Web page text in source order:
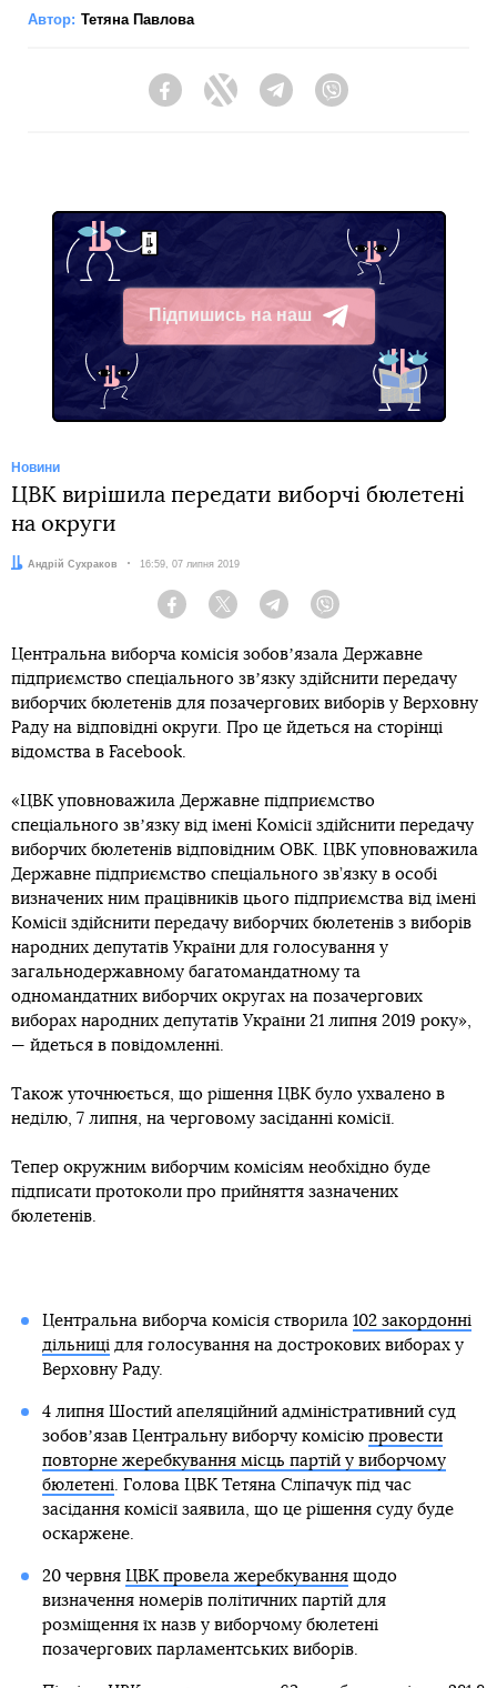
Автор: Тетяна Павлова
FacebookTwitter Telegram
Підпишись на наш
Telegram
Новини
ЦВК вирішила передати виборчі бюлетені
на округи
Автор:
Андрій Сухраков Дата:
16:59, 07 липня 2019
Facebook Twitter Telegram
Центральна виборча комісія зобовʼязала Державне
підприємство спеціального звʼязку здійснити передачу
виборчих бюлетенів для позачергових виборів у Верховну
Раду на відповідні округи. Про це йдеться на сторінці
відомства в Facebook.
«ЦВК уповноважила Державне підприємство
спеціального звʼязку від імені Комісії здійснити передачу
виборчих бюлетенів відповідним ОВК. ЦВК уповноважила
Державне підприємство спеціального зв’язку в особі
визначених ним працівників цього підприємства від імені
Комісії здійснити передачу виборчих бюлетенів з виборів
народних депутатів України для голосування у
загальнодержавному багатомандатному та
одномандатних виборчих округах на позачергових
виборах народних депутатів України 21 липня 2019 року»,
— йдеться в повідомленні.
Також уточнюється, що рішення ЦВК було ухвалено в
неділю, 7 липня, на черговому засіданні комісії.
Тепер окружним виборчим комісіям необхідно буде
підписати протоколи про прийняття зазначених
бюлетенів.
Центральна виборча комісія створила 102 закордонні
дільниці для голосування на дострокових виборах у
Верховну Раду.
4 липня Шостий апеляційний адміністративний суд
зобовʼязав Центральну виборчу комісію провести
повторне жеребкування місць партій у виборчому
бюлетені . Голова ЦВК Тетяна Сліпачук під час
засідання комісії заявила, що це рішення суду буде
оскаржене.
20 червня ЦВК провела жеребкуваннящодо
визначення номерів політичних партій для
розміщення їх назв у виборчому бюлетені
позачергових парламентських виборів.